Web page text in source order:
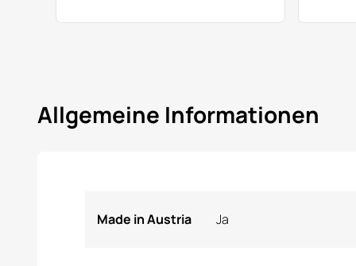
Allgemeine Informationen
Made in Austria Ja